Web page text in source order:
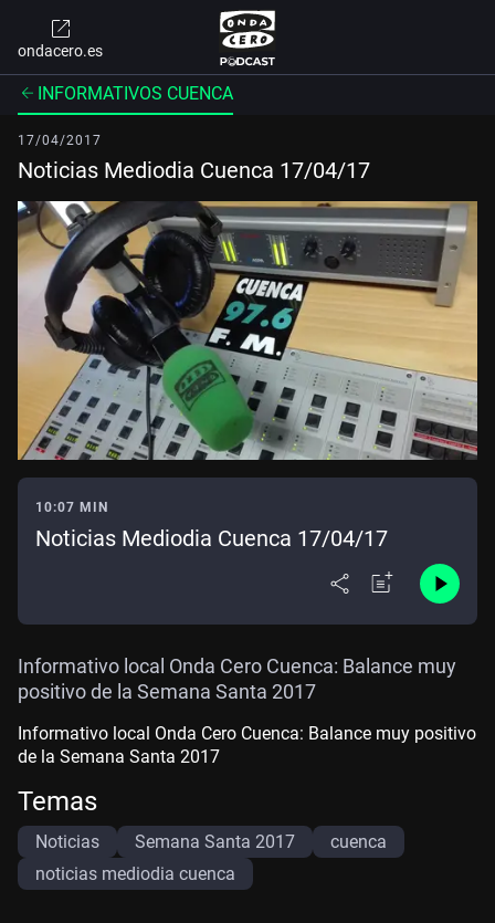
ondacero.es
INFORMATIVOS CUENCA
17/04/2017
Noticias Mediodia Cuenca 17/04/17
10:07 MIN
Noticias Mediodia Cuenca 17/04/17
Informativo local Onda Cero Cuenca: Balance muy
positivo de la Semana Santa 2017
Informativo local Onda Cero Cuenca: Balance muy positivo
de la Semana Santa 2017
Temas
Noticias Semana Santa 2017
cuenca
noticias mediodia cuenca